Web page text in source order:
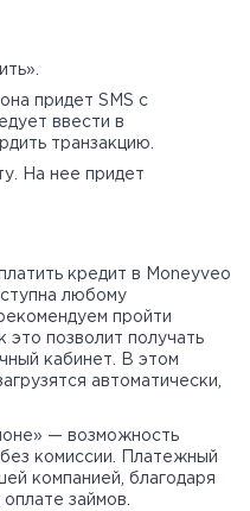
придет SMS с
ввести в
транзакцию.
На нее придет
кредит в Moneyveo
любому
пройти
это позволит получать
кабинет. В этом
автоматически,
— возможность
комиссии. Платежный
компанией, благодаря
займов.